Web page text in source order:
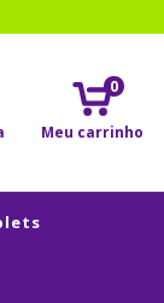
Meu carrinho
0